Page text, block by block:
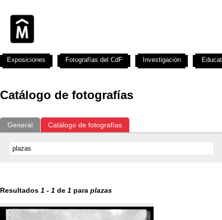
Catálogo de fotografías
General Catálogo de fotografías
Resultados 1 - 1 de 1 para plazas
Exposiciones Fotografías del CdF Investigación